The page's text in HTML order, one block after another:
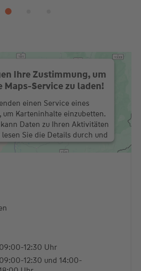
Ihre Zustimmung, um
Maps-Service zu laden!
einen Service eines
Karteninhalte einzubetten.
Daten zu Ihren Aktivitäten
Sie die Details durch und
Nutzung des Service zu, um
Karte anzuzeigen.
09:00-12:30 Uhr
09:00-12:30 und 14:00-